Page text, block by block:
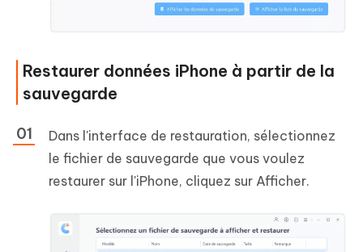
Restaurer données iPhone à partir de la
sauvegarde
Dans l'interface de restauration, sélectionnez
le fichier de sauvegarde que vous voulez
restaurer sur l'iPhone, cliquez sur Afficher.